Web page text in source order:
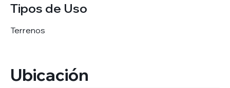
Tipos de Uso
Terrenos
Ubicación